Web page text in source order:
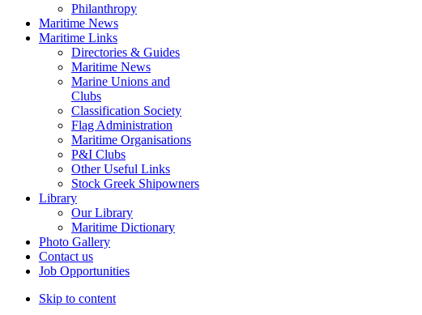
Philanthropy
Maritime News
Maritime Links
Directories & Guides
Maritime News
Marine Unions and
Clubs
Classification Society
Flag Administration
Maritime Organisations
P&I Clubs
Other Useful Links
Stock Greek Shipowners
Library
Our Library
Maritime Dictionary
Photo Gallery
Contact us
Job Opportunities
Skip to content